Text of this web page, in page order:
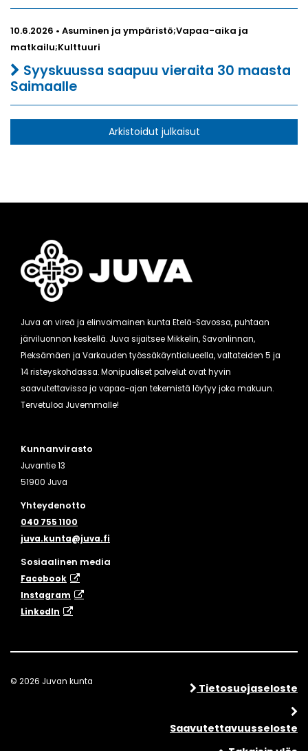
10.6.2026 • Asuminen ja ympäristö;Vapaa-aika ja
matkailu;Kulttuuri
Syyskuussa saapuu vieraita 30 maasta
Saimaalle
Arkistoidut julkaisut
Juva on vireä ja elinvoimainen kunta Etelä-Savossa, puhtaan
järviluonnon keskellä. Juva sijaitsee Mikkelin, Savonlinnan,
Pieksämäen ja Varkauden työssäkäyntialueella, valtateiden 5 ja
14 risteyskohdassa. Monipuoliset palvelut ovat hyvin
saavutettavissa ja vapaa-ajan tekemistä löytyy joka makuun.
Tervetuloa Juvemmalle!
Kunnanvirasto
Juvantie 13
51900 Juva
Yhteydenotto
040 755 1100
juva.kunta@juva.fi
Sosiaalinen media
Facebook
Instagram
​LinkedIn
© 2026 Juvan kunta Tietosuojaseloste
Saavutettavuusseloste